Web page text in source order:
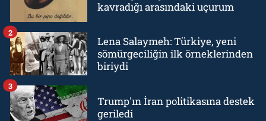
kavradığı arasındaki uçurum
Lena Salaymeh: Türkiye, yeni
sömürgeciliğin ilk örneklerinden
biriydi
2
Trump'ın İran politikasına destek
geriledi
3